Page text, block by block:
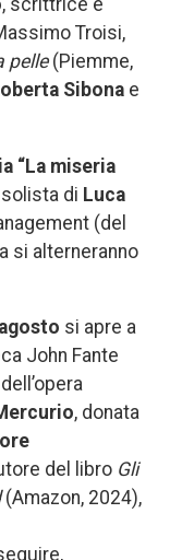
, scrittrice e
Troisi,
pelle (Piemme,
Sibona e
“La miseria
di Luca
(del
si alterneranno
si apre a
John Fante
, donata
ore
del libro Gli
(Amazon, 2024),